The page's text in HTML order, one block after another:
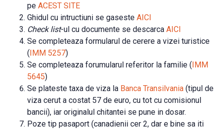
pe ACEST SITE
Ghidul cu intructiuni se gaseste AICI
Check list-ul cu documente se descarca AICI
Se completeaza formularul de cerere a vizei turistice
(IMM 5257)
Se completeaza forumularul referitor la familie (IMM
5645)
Se plateste taxa de viza la Banca Transilvania (tipul de
viza cerut a costat 57 de euro, cu tot cu comisionul
bancii), iar originalul chitantei se pune in dosar.
Poze tip pasaport (canadienii cer 2, dar e bine sa iti